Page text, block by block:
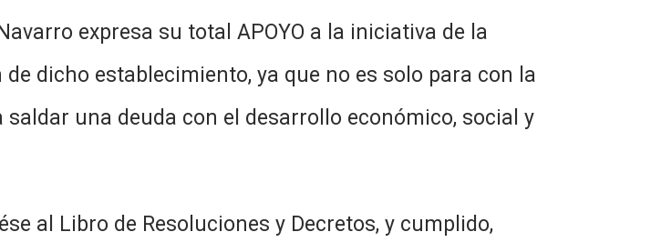
expresa su total APOYO a la iniciativa de la
dicho establecimiento, ya que no es solo para con la
una deuda con el desarrollo económico, social y
al Libro de Resoluciones y Decretos, y cumplido,